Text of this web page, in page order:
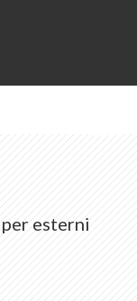
esterni